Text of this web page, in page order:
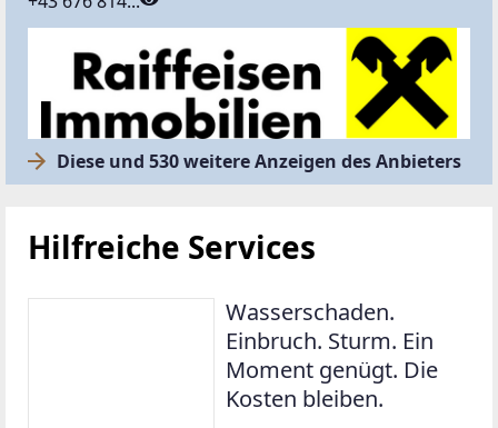
Diese und 530 weitere Anzeigen des Anbieters
Hilfreiche Services
Wasserschaden.
Einbruch. Sturm. Ein
Moment genügt. Die
Kosten bleiben.